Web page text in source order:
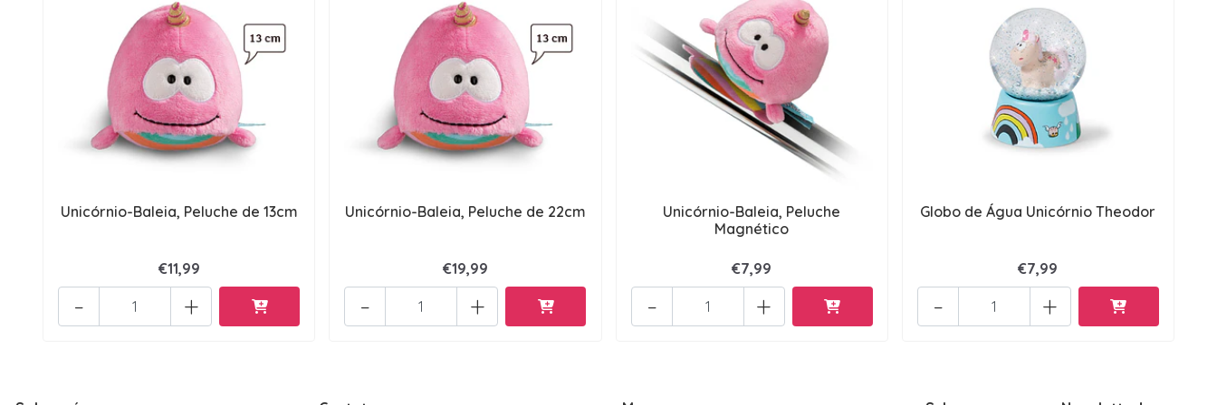
Unicórnio-Baleia, Peluche de 13cm
€11,99
+
-
Unicórnio-Baleia, Peluche de 22cm
€19,99
+
-
Unicórnio-Baleia, Peluche
Magnético
€7,99
+
-
Globo de Água Unicórnio Theodor
€7,99
+
-